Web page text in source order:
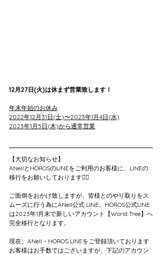
12月27日(火)は休まず営業致します！
年末年始のお休み
2022年12月31日(土)〜2023年1月4日(水)
2023年1月5日(木)から通常営業
【大切なお知らせ】
ANellとHOROSのLINEをご利用のお客様に、LINEの
移行をお願いしております🙇‍♀️
ご面倒をおかけ致しますが、皆様とのやり取りをス
ムーズに行う為にANell公式 LINE、HOROS公式LINE
は2023年1月末で新しいアカウント【World Tree】へ
完全移行となります。
現在、ANell・HOROS LINEをご登録頂いております
お客様はお手数ではございますが、下記のアカウン